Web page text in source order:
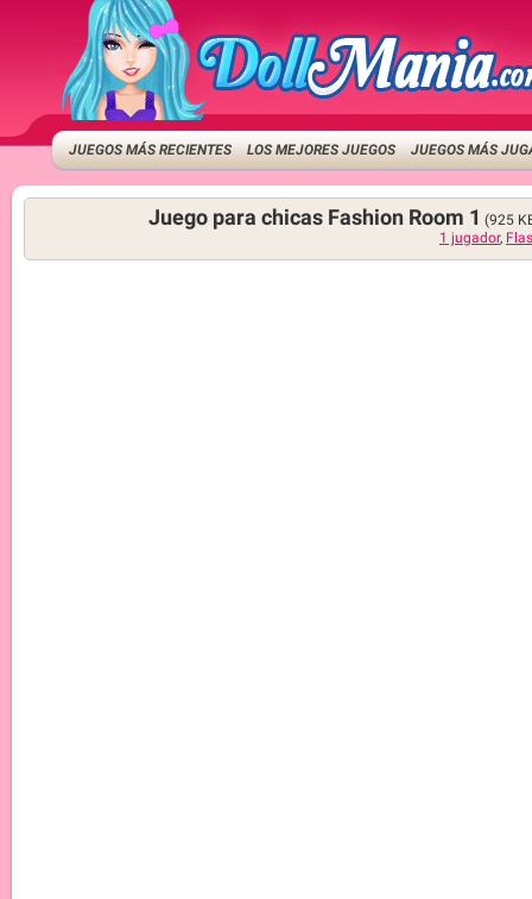
JUEGOS MÁS RECIENTES LOS MEJORES JUEGOS JUEGOS MÁS
Juego para chicas Fashion Room 1 (925
1 jugador,